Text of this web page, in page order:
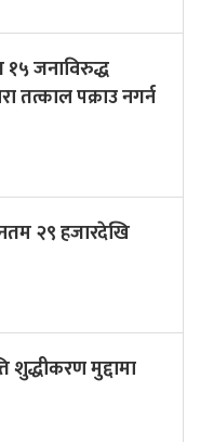
जनाविरुद्ध
तत्काल पक्राउ नगर्न
२९ हजारदेखि
शुद्धीकरण मुद्दामा